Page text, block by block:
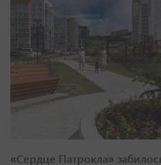
«Сердце Патрокла»